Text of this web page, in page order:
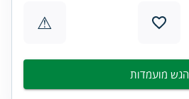
⚠
הגש מועמדות